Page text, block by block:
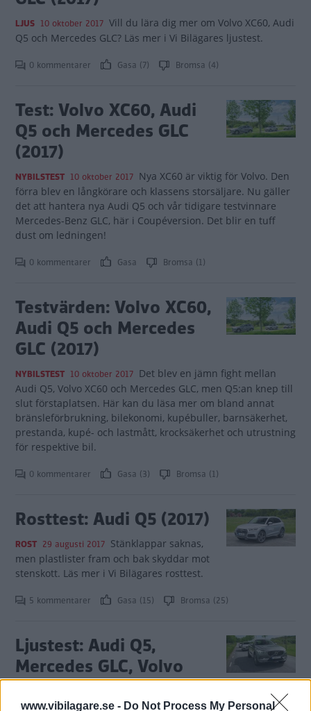
www.vibilagare.se - Do Not Process My Personal
LJUS 10 oktober 2017 Vill du lära dig mer om Volvo XC60, Audi
Q5 och Mercedes GLC? Läs mer i Vi Bilägares ljustest.
0 kommentarer Gasa (7) Bromsa (4)
Test: Volvo XC60, Audi
Q5 och Mercedes GLC
(2017)
NYBILSTEST 10 oktober 2017 Nya XC60 är viktig för Volvo. Den
förra blev en långkörare och klassens storsäljare. Nu gäller
det att hantera nya Audi Q5 och vår tidigare testvinnare
Mercedes-Benz GLC, här i Coupéversion. Det blir en tuff
dust om ledningen!
0 kommentarer Gasa Bromsa (1)
Testvärden: Volvo XC60,
Audi Q5 och Mercedes
GLC (2017)
NYBILSTEST 10 oktober 2017 Det blev en jämn fight mellan
Audi Q5, Volvo XC60 och Mercedes GLC, men Q5:an knep till
slut förstaplatsen. Här kan du läsa mer om bland annat
bränsleförbrukning, bilekonomi, kupébuller, barnsäkerhet,
prestanda, kupé- och lastmått, krocksäkerhet och utrustning
för respektive bil.
0 kommentarer Gasa (3) Bromsa (1)
Rosttest: Audi Q5 (2017)
ROST 29 augusti 2017 Stänklappar saknas,
men plastlister fram och bak skyddar mot
stenskott. Läs mer i Vi Bilägares rosttest.
5 kommentarer Gasa (15) Bromsa (25)
Ljustest: Audi Q5,
Mercedes GLC, Volvo
XC60 (2017)